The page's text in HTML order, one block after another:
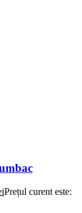
Prețul curent este: